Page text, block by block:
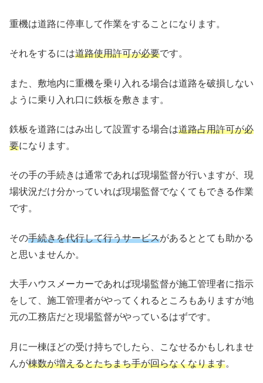
重機は道路に停車して作業をすることになります。
それをするには道路使用許可が必要です。
また、敷地内に重機を乗り入れる場合は道路を破損しない
ように乗り入れ口に鉄板を敷きます。
鉄板を道路にはみ出して設置する場合は道路占用許可が必
要になります。
その手の手続きは通常であれば現場監督が行いますが、現
場状況だけ分かっていれば現場監督でなくてもできる作業
です。
その手続きを代行して行うサービスがあるととても助かる
と思いませんか。
大手ハウスメーカーであれば現場監督が施工管理者に指示
をして、施工管理者がやってくれるところもありますが地
元の工務店だと現場監督がやっているはずです。
月に一棟ほどの受け持ちでしたら、こなせるかもしれませ
んが棟数が増えるとたちまち手が回らなくなります。